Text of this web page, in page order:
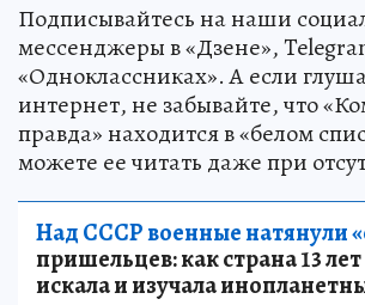
Подписывайтесь на наши
мессенджеры в «Дзене»,
«Одноклассниках». А если
интернет, не забывайте, что
правда» находится в «белом
можете ее читать даже при
Над СССР военные натянули
пришельцев: как страна 13
искала и изучала